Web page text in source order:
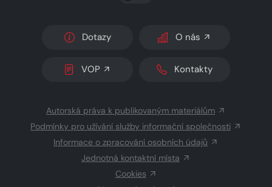
Dotazy O nás
VOP Kontakty
Autorská práva k publikovaným materiálům
Podmínky pro užívání služby informační společnosti
Informace o zpracování osobních údajů
Jednotná kontaktní místa
Cookies